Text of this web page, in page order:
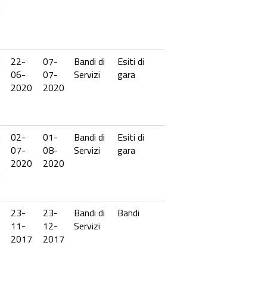
22-
06-
2020
07-
07-
2020
Bandi di
Servizi
Esiti di
gara
02-
07-
2020
01-
08-
2020
Bandi di
Servizi
Esiti di
gara
23-
11-
2017
23-
12-
2017
Bandi di
Servizi
Bandi